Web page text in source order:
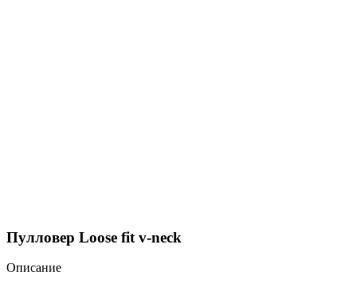
Пулловер Loose fit v-neck
Описание